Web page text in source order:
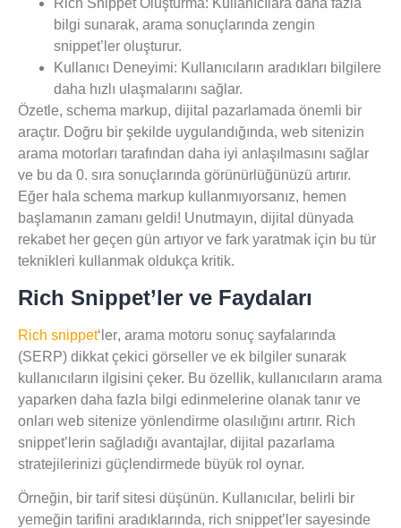
Rich Snippet Oluşturma: Kullanıcılara daha fazla
bilgi sunarak, arama sonuçlarında zengin
snippet’ler oluşturur.
Kullanıcı Deneyimi: Kullanıcıların aradıkları bilgilere
daha hızlı ulaşmalarını sağlar.
Özetle, schema markup, dijital pazarlamada önemli bir
araçtır. Doğru bir şekilde uygulandığında, web sitenizin
arama motorları tarafından daha iyi anlaşılmasını sağlar
ve bu da 0. sıra sonuçlarında görünürlüğünüzü artırır.
Eğer hala schema markup kullanmıyorsanız, hemen
başlamanın zamanı geldi! Unutmayın, dijital dünyada
rekabet her geçen gün artıyor ve fark yaratmak için bu tür
teknikleri kullanmak oldukça kritik.
Rich Snippet’ler ve Faydaları
Rich snippet‘ler, arama motoru sonuç sayfalarında
(SERP) dikkat çekici görseller ve ek bilgiler sunarak
kullanıcıların ilgisini çeker. Bu özellik, kullanıcıların arama
yaparken daha fazla bilgi edinmelerine olanak tanır ve
onları web sitenize yönlendirme olasılığını artırır. Rich
snippet’lerin sağladığı avantajlar, dijital pazarlama
stratejilerinizi güçlendirmede büyük rol oynar.
Örneğin, bir tarif sitesi düşünün. Kullanıcılar, belirli bir
yemeğin tarifini aradıklarında, rich snippet’ler sayesinde